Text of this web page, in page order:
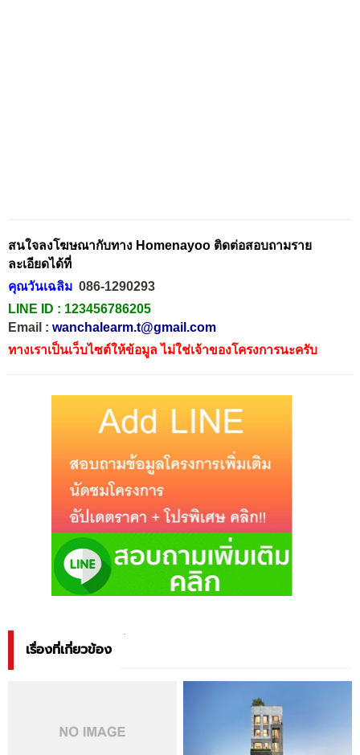
สนใจลงโฆษณากับทาง Homenayoo ติดต่อสอบถามราย
ละเอียดได้ที่
คุณวันเฉลิม 086-1290293
LINE ID : 123456786205
Email : wanchalearm.t@gmail.com
ทางเราเป็นเว็บไซต์ให้ข้อมูล ไม่ใช่เจ้าของโครงการนะครับ
เรื่องที่เกี่ยวข้อง